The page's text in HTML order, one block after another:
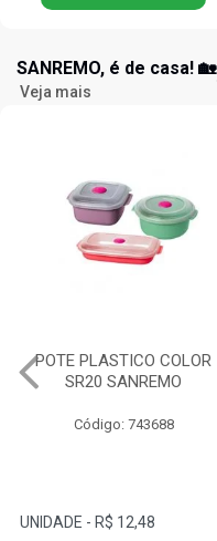
SANREMO, é de casa! 🏡
Veja mais
POTE PLASTICO
TRANSPARENTE SR125
Código: 743676